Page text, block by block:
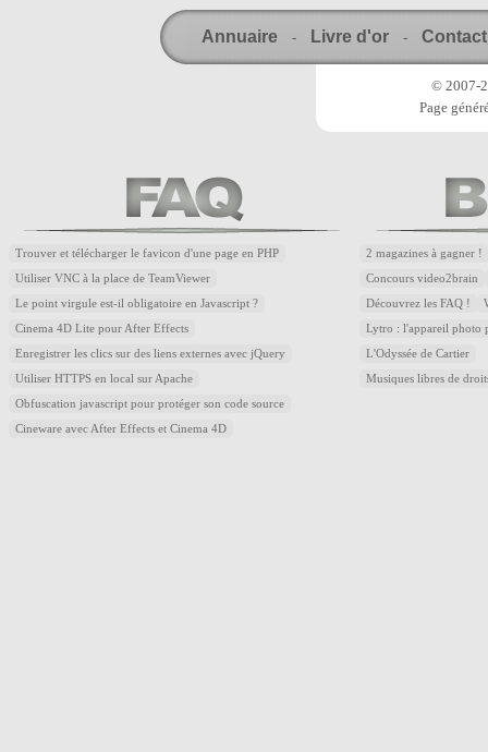
Annuaire - Livre d'or - Contact
© 2007-
Page
Trouver et télécharger le favicon d'une page en PHP
Utiliser VNC à la place de TeamViewer
Le point virgule est-il obligatoire en Javascript ?
Cinema 4D Lite pour After Effects
Enregistrer les clics sur des liens externes avec jQuery
Utiliser HTTPS en local sur Apache
Obfuscation javascript pour protéger son code source
Cineware avec After Effects et Cinema 4D
2 magazines à gagner !
Concours video2brain
Découvrez les FAQ !
Lytro : l'appareil photo
L'Odyssée de Cartier
Musiques libres de